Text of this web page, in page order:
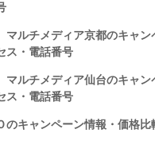
ルチメディア京都のキャン
ス・電話番号
ルチメディア仙台のキャン
ス・電話番号
キャンペーン情報・価格比